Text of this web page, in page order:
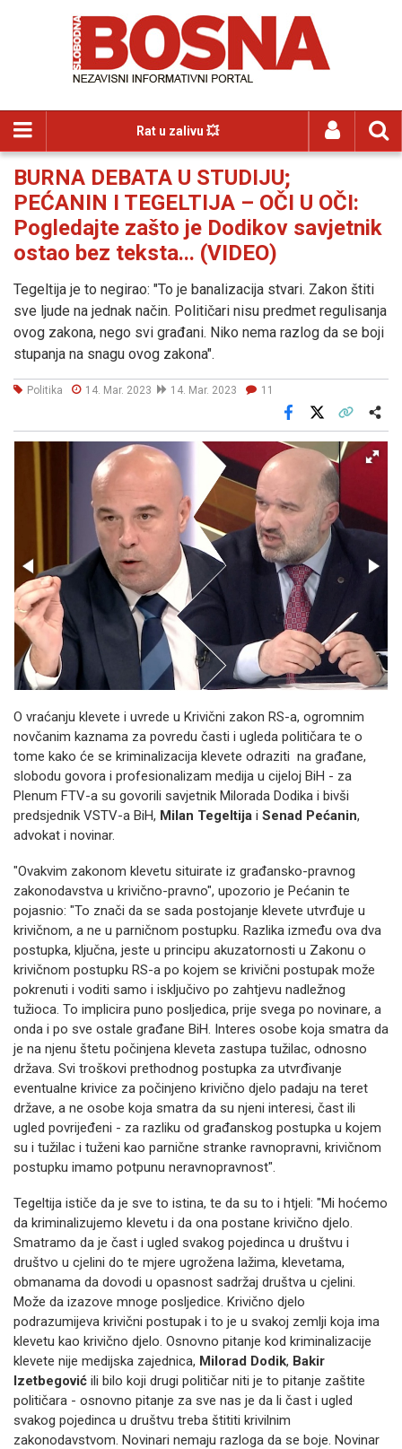
Rat u zalivu 💥
BURNA DEBATA U STUDIJU;
PEĆANIN I TEGELTIJA – OČI U OČI:
Pogledajte zašto je Dodikov savjetnik
ostao bez teksta... (VIDEO)
Tegeltija je to negirao: "To je banalizacija stvari. Zakon štiti
sve ljude na jednak način. Političari nisu predmet regulisanja
ovog zakona, nego svi građani. Niko nema razlog da se boji
stupanja na snagu ovog zakona".
Politika 14. Mar. 2023 14. Mar. 2023 11
Facebook
O vraćanju klevete i uvrede u Krivični zakon RS-a, ogromnim
novčanim kaznama za povredu časti i ugleda političara te o
tome kako će se kriminalizacija klevete odraziti na građane,
slobodu govora i profesionalizam medija u cijeloj BiH - za
Plenum FTV-a su govorili savjetnik Milorada Dodika i bivši
predsjednik VSTV-a BiH, Milan Tegeltija i Senad Pećanin,
advokat i novinar.
"Ovakvim zakonom klevetu situirate iz građansko-pravnog
zakonodavstva u krivično-pravno", upozorio je Pećanin te
pojasnio: "To znači da se sada postojanje klevete utvrđuje u
krivičnom, a ne u parničnom postupku. Razlika između ova dva
postupka, ključna, jeste u principu akuzatornosti u Zakonu o
krivičnom postupku RS-a po kojem se krivični postupak može
pokrenuti i voditi samo i isključivo po zahtjevu nadležnog
tužioca. To implicira puno posljedica, prije svega po novinare, a
onda i po sve ostale građane BiH. Interes osobe koja smatra da
je na njenu štetu počinjena kleveta zastupa tužilac, odnosno
država. Svi troškovi prethodnog postupka za utvrđivanje
eventualne krivice za počinjeno krivično djelo padaju na teret
države, a ne osobe koja smatra da su njeni interesi, čast ili
ugled povrijeđeni - za razliku od građanskog postupka u kojem
su i tužilac i tuženi kao parnične stranke ravnopravni, krivičnom
postupku imamo potpunu neravnopravnost".
Tegeltija ističe da je sve to istina, te da su to i htjeli: "Mi hoćemo
da kriminalizujemo klevetu i da ona postane krivično djelo.
Smatramo da je čast i ugled svakog pojedinca u društvu i
društvo u cjelini do te mjere ugrožena lažima, klevetama,
obmanama da dovodi u opasnost sadržaj društva u cjelini.
Može da izazove mnoge posljedice. Krivično djelo
podrazumijeva krivični postupak i to je u svakoj zemlji koja ima
klevetu kao krivično djelo. Osnovno pitanje kod kriminalizacije
klevete nije medijska zajednica, Milorad Dodik, Bakir
Izetbegović ili bilo koji drugi političar niti je to pitanje zaštite
političara - osnovno pitanje za sve nas je da li čast i ugled
svakog pojedinca u društvu treba štititi krivilnim
zakonodavstvom. Novinari nemaju razloga da se boje. Novinar